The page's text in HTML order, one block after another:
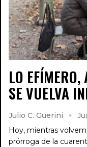
LO
SE VUELVA
Julio C. Guerini
Hoy, mientras
prórroga de la